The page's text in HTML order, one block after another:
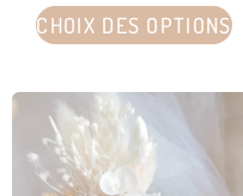
CHOIX DES OPTIONS